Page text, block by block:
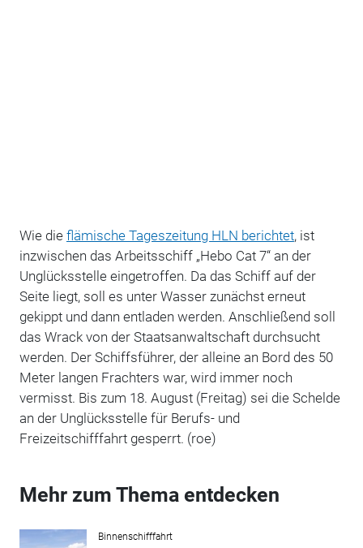
Wie die flämische Tageszeitung HLN berichtet, ist
inzwischen das Arbeitsschiff „Hebo Cat 7“ an der
Unglücksstelle eingetroffen. Da das Schiff auf der
Seite liegt, soll es unter Wasser zunächst erneut
gekippt und dann entladen werden. Anschließend soll
das Wrack von der Staatsanwaltschaft durchsucht
werden. Der Schiffsführer, der alleine an Bord des 50
Meter langen Frachters war, wird immer noch
vermisst. Bis zum 18. August (Freitag) sei die Schelde
an der Unglücksstelle für Berufs- und
Freizeitschifffahrt gesperrt. (roe)
Mehr zum Thema entdecken
Binnenschifffahrt